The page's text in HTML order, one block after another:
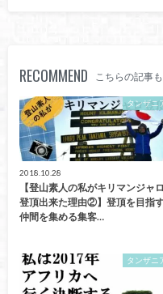
RECOMMEND こちらの記事
タンザニ
2018.10.28
【登山素人の私がキリマンジャロ
登頂出来た理由②】登頂を目指
仲間を集める集客…
タンザニ